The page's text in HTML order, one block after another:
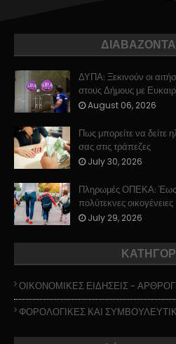
ΔΥΠΑ: Ξεκινούν οι
στους Δήμους με
August 06, 2026
Πως μπορείτε να δείτε
σας στις τράπεζες
July 30, 2026
Πληρωμές ΟΠΕΚΑ: Έως
πολύτεκνες
July 29, 2026
ΟΙΚΟΝΟΜΙΚΕΣ ΕΙΔΗΣΕΙΣ -
ΦΟΡΟΛΟΓΙΚΕΣ ΚΑΙ